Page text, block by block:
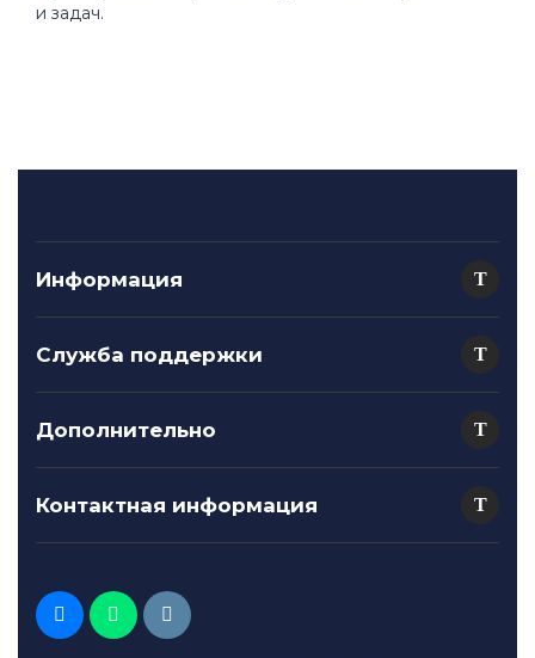
и задач.
Информация
Служба поддержки
Дополнительно
Контактная информация